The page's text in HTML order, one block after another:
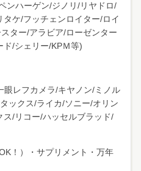
ンハーゲン/ジノリ/リヤドロ/
ケ/フッチェンロイター/ロイ
ター/アラビア/ローゼンター
ド/シェリー/KPＭ等)
眼レフカメラ/キヤノン/ミノル
ックス/ライカ/ソニー/オリン
/リコー/ハッセルブラッド/
！）・サプリメント・万年